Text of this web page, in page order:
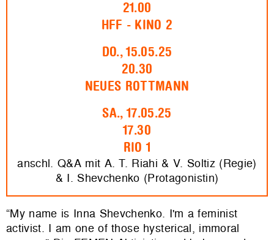
21.00
HFF - KINO 2
DO., 15.05.25
20.30
NEUES ROTTMANN
SA., 17.05.25
17.30
RIO 1
anschl. Q&A mit A. T. Riahi & V. Soltiz (Regie)
& I. Shevchenko (Protagonistin)
“My name is Inna Shevchenko. I'm a feminist
activist. I am one of those hysterical, immoral